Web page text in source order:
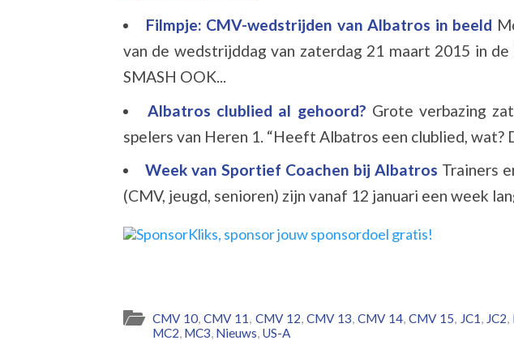
Filmpje: CMV-wedstrijden van Albatros in beeld
van de wedstrijddag van zaterdag 21 maart 2015 in
SMASH OOK...
Albatros clublied al gehoord? Grote verbazing
spelers van Heren 1. “Heeft Albatros een clublied, wat?
Week van Sportief Coachen bij Albatros Trainers
(CMV, jeugd, senioren) zijn vanaf 12 januari een week
CMV 10,CMV 11, CMV 12, CMV 13, CMV 14,CMV 15, JC1, JC2,
MC2, MC3, Nieuws, US-A